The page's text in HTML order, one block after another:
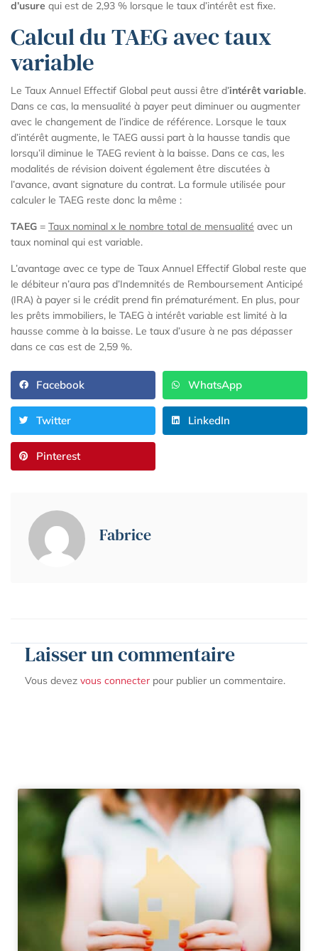
d’usure qui est de 2,93 % lorsque le taux d’intérêt est fixe.
Calcul du TAEG avec taux
variable
Le Taux Annuel Effectif Global peut aussi être d’intérêt variable.
Dans ce cas, la mensualité à payer peut diminuer ou augmenter
avec le changement de l’indice de référence. Lorsque le taux
d’intérêt augmente, le TAEG aussi part à la hausse tandis que
lorsqu’il diminue le TAEG revient à la baisse. Dans ce cas, les
modalités de révision doivent également être discutées à
l’avance, avant signature du contrat. La formule utilisée pour
calculer le TAEG reste donc la même :
TAEG = Taux nominal x le nombre total de mensualité avec un
taux nominal qui est variable.
L’avantage avec ce type de Taux Annuel Effectif Global reste que
le débiteur n’aura pas d’Indemnités de Remboursement Anticipé
(IRA) à payer si le crédit prend fin prématurément. En plus, pour
les prêts immobiliers, le TAEG à intérêt variable est limité à la
hausse comme à la baisse. Le taux d’usure à ne pas dépasser
dans ce cas est de 2,59 %.
Facebook WhatsApp
Twitter LinkedIn
Pinterest
Fabrice
Laisser un commentaire
Vous devez vous connecter pour publier un commentaire.